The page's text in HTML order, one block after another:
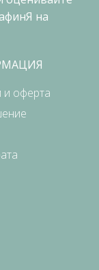
и оферта